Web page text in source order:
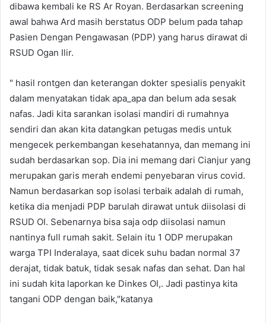
dibawa kembali ke RS Ar Royan. Berdasarkan screening
awal bahwa Ard masih berstatus ODP belum pada tahap
Pasien Dengan Pengawasan (PDP) yang harus dirawat di
RSUD Ogan Ilir.
" hasil rontgen dan keterangan dokter spesialis penyakit
dalam menyatakan tidak apa_apa dan belum ada sesak
nafas. Jadi kita sarankan isolasi mandiri di rumahnya
sendiri dan akan kita datangkan petugas medis untuk
mengecek perkembangan kesehatannya, dan memang ini
sudah berdasarkan sop. Dia ini memang dari Cianjur yang
merupakan garis merah endemi penyebaran virus covid.
Namun berdasarkan sop isolasi terbaik adalah di rumah,
ketika dia menjadi PDP barulah dirawat untuk diisolasi di
RSUD OI. Sebenarnya bisa saja odp diisolasi namun
nantinya full rumah sakit. Selain itu 1 ODP merupakan
warga TPI Inderalaya, saat dicek suhu badan normal 37
derajat, tidak batuk, tidak sesak nafas dan sehat. Dan hal
ini sudah kita laporkan ke Dinkes OI,. Jadi pastinya kita
tangani ODP dengan baik,"katanya